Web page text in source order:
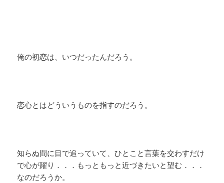
俺の初恋は、いつだったんだろう。
恋心とはどういうものを指すのだろう。
知らぬ間に目で追っていて、ひとこと言葉を交わすだけ
で心が躍り．．．もっともっと近づきたいと望む．．．
なのだろうか。